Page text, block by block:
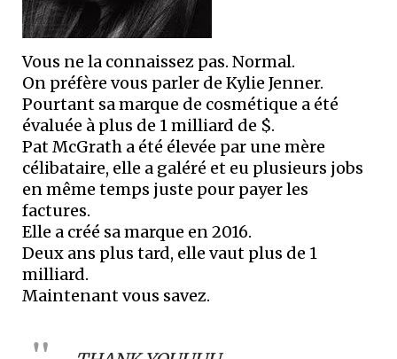
Vous ne la connaissez pas. Normal.
On préfère vous parler de Kylie Jenner.
Pourtant sa marque de cosmétique a été
évaluée à plus de 1 milliard de $.
Pat McGrath a été élevée par une mère
célibataire, elle a galéré et eu plusieurs jobs
en même temps juste pour payer les
factures.
Elle a créé sa marque en 2016.
Deux ans plus tard, elle vaut plus de 1
milliard.
Maintenant vous savez.